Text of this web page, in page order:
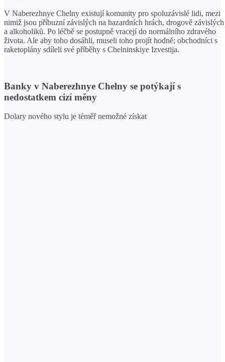
V Naberezhnye Chelny existují komunity pro spoluzávislé lidi, mezi
nimiž jsou příbuzní závislých na hazardních hrách, drogově závislých
a alkoholiků. Po léčbě se postupně vracejí do normálního zdravého
života. Ale aby toho dosáhli, museli toho projít hodně; obchodníci s
raketoplány sdíleli své příběhy s Chelninskiye Izvestija.
Banky v Naberezhnye Chelny se potýkají s
nedostatkem cizí měny
Dolary nového stylu je téměř nemožné získat